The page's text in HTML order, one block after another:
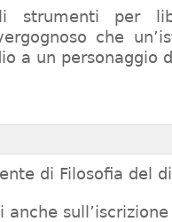
strumenti per
che
a un personaggio
di Filosofia del